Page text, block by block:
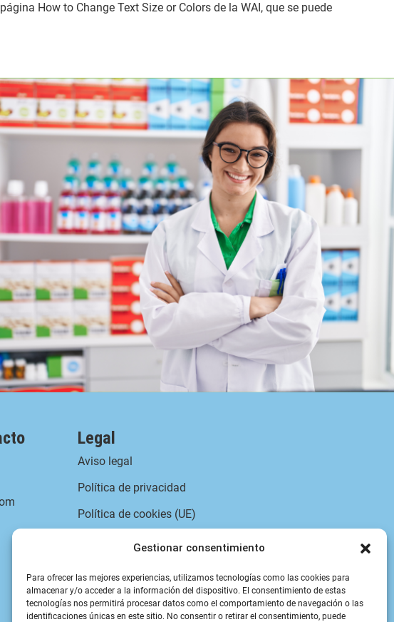
Gestionar consentimiento
Para ofrecer las mejores experiencias, utilizamos tecnologías como las cookies para
almacenar y/o acceder a la información del dispositivo. El consentimiento de estas
tecnologías nos permitirá procesar datos como el comportamiento de navegación o las
identificaciones únicas en este sitio. No consentir o retirar el consentimiento, puede
How to Change Text Size or Colors de la WAI, que se puede
Legal
Aviso legal
Política de privacidad
Política de cookies (UE)
Política de envíos y
Accesibilidad